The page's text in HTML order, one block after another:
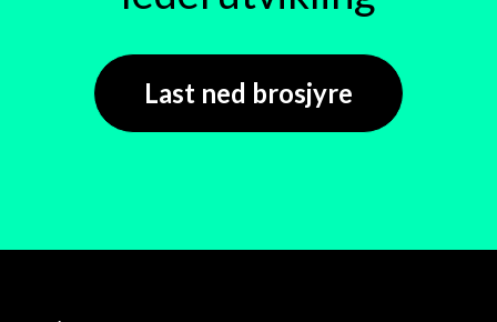
Last ned brosjyre